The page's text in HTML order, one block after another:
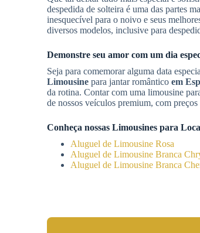
despedida de solteira é uma das partes
inesquecível para o noivo e seus
diversos modelos, inclusive para
Demonstre seu amor com um dia
Seja para comemorar alguma data
Limousine para jantar romântico em
da rotina. Contar com uma limousine
de nossos veículos premium, com
Conheça nossas Limousines para
Aluguel de Limousine Rosa
Aluguel de Limousine Branca
Aluguel de Limousine Branca